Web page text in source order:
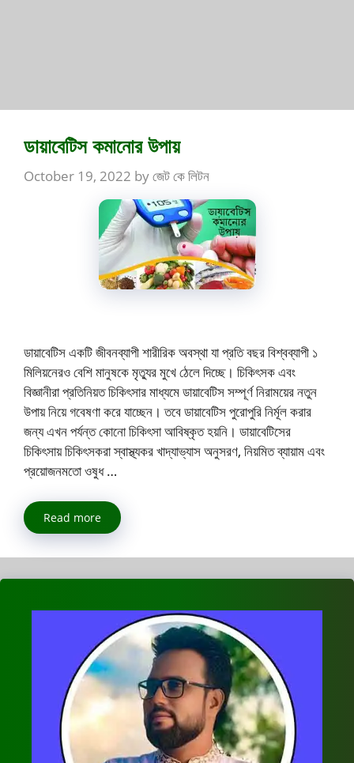
ডায়াবেটিস কমানোর উপায়
October 19, 2022 byজেট কে লিটন
ডায়াবেটিস একটি জীবনব্যাপী শারীরিক অবস্থা যা প্রতি বছর বিশ্বব্যাপী ১
মিলিয়নেরও বেশি মানুষকে মৃত্যুর মুখে ঠেলে দিচ্ছে। চিকিৎসক এবং
বিজ্ঞানীরা প্রতিনিয়ত চিকিৎসার মাধ্যমে ডায়াবেটিস সম্পূর্ণ নিরাময়ের নতুন
উপায় নিয়ে গবেষণা করে যাচ্ছেন। তবে ডায়াবেটিস পুরোপুরি নির্মূল করার
জন্য এখন পর্যন্ত কোনো চিকিৎসা আবিষ্কৃত হয়নি। ডায়াবেটিসের
চিকিৎসায় চিকিৎসকরা স্বাস্থ্যকর খাদ্যাভ্যাস অনুসরণ, নিয়মিত ব্যায়াম এবং
প্রয়োজনমতো ওষুধ …
Read more